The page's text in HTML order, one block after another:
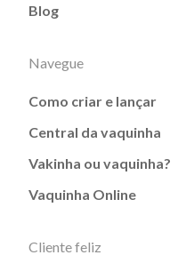
Blog
Navegue
Como criar e lançar
Central da vaquinha
Vakinha ou vaquinha?
Vaquinha Online
Cliente feliz